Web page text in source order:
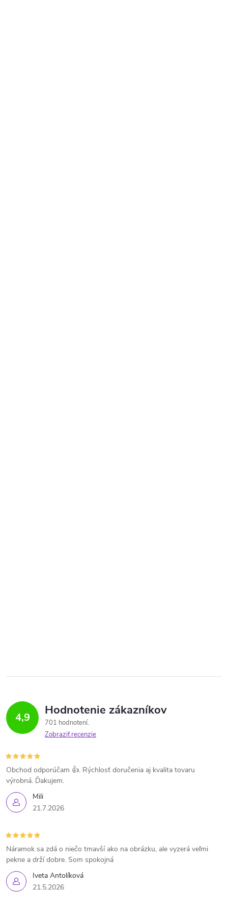
4,9 Hodnotenie zákazníkov
701 hodnotení
Zobraziť recenzie
Mili
21.7.2026
Obchod odporúčam 👍. Rýchlosť doručenia aj kvalita tovaru
výrobná. Ďakujem.
Iveta Antolíková
21.5.2026
Náramok sa zdá o niečo tmavší ako na obrázku, ale vyzerá veľmi
pekne a drží dobre. Som spokojná